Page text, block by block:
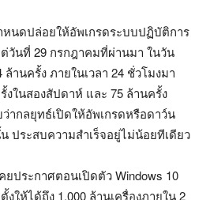
หนดปล่อยให้อัพเกรดระบบปฏิบัติการ
วันที่ 29 กรกฎาคมที่ผ่านมา ในวัน
านครั้ง ภายในเวลา 24 ชั่วโมงมา
งในสองสัปดาห์ และ 75 ล้านครั้ง
ากลยุทธ์เปิดให้อัพเกรดหรือดาว์น
ประสบความสำเร็จอยู่ไม่น้อยทีเดียว
ยประกาศตอนเปิดตัว Windows 10
ให้ได้ถึง 1,000 ล้านเครื่องภายใน 2